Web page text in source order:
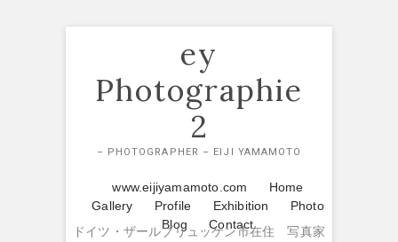
ey
Photographie
2
– PHOTOGRAPHER – EIJI YAMAMOTO
www.eijiyamamoto.com
Home
Gallery
Profile Exhibition
Photo
Blog
Contact
ドイツ・ザールブリュッケン市在住 写真家